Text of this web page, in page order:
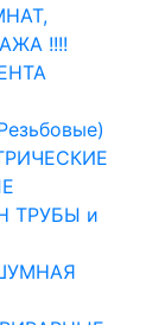
!!!!
ТРУБЫ и